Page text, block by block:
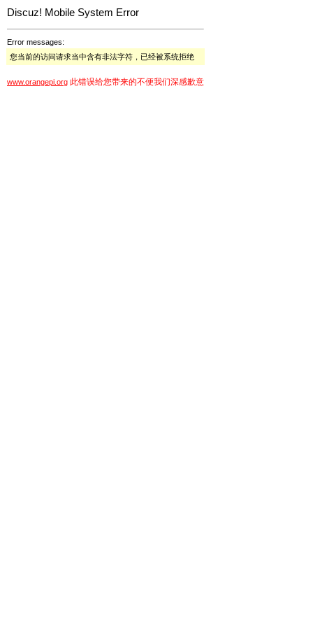
Discuz! Mobile System Error
Error messages:
您当前的访问请求当中含有非法字符，已经被系统拒绝
www.orangepi.org 此错误给您带来的不便我们深感歉意